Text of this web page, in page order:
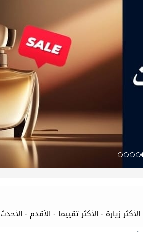
الأكثر زيارة - الأكثر تقييما - الأقدم - الأحدث